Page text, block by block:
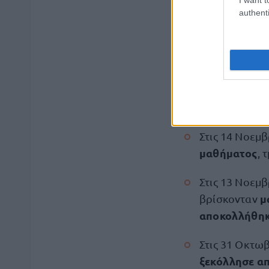
3ου
Στις 14
να
Στις 14
μαθήματος ,
Στις 13
βρίσκονταν
Στις 31
ξεκόλλησε